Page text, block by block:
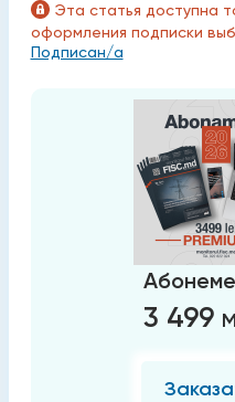
Эта статья доступна
оформления подписки
Подписан/а
3 499